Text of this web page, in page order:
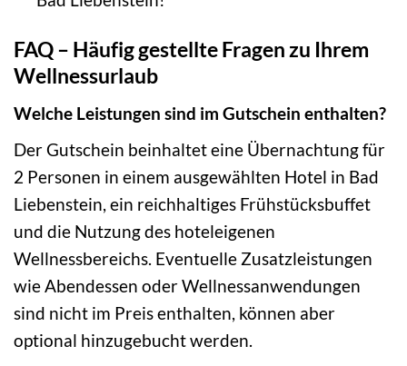
FAQ – Häufig gestellte Fragen zu Ihrem
Wellnessurlaub
Welche Leistungen sind im Gutschein enthalten?
Der Gutschein beinhaltet eine Übernachtung für
2 Personen in einem ausgewählten Hotel in Bad
Liebenstein, ein reichhaltiges Frühstücksbuffet
und die Nutzung des hoteleigenen
Wellnessbereichs. Eventuelle Zusatzleistungen
wie Abendessen oder Wellnessanwendungen
sind nicht im Preis enthalten, können aber
optional hinzugebucht werden.